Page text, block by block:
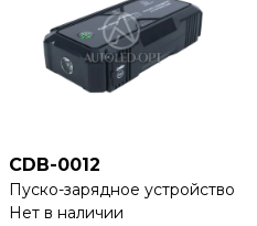
CDB-0012
Пуско-зарядное устройство
Нет в наличии